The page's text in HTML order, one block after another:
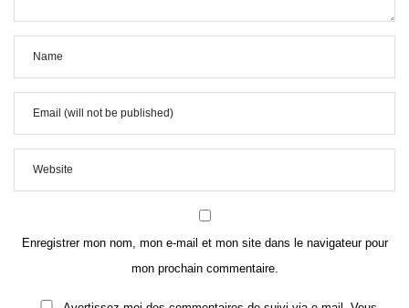
Enregistrer mon nom, mon e-mail et mon site dans le navigateur pour
mon prochain commentaire.